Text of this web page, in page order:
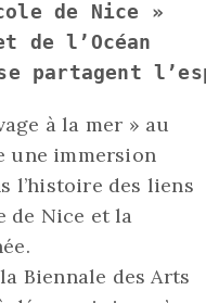
de Nice »
de l’Océan
partagent
à la mer » au
une immersion
l’histoire des liens
de Nice et la
Biennale des Arts